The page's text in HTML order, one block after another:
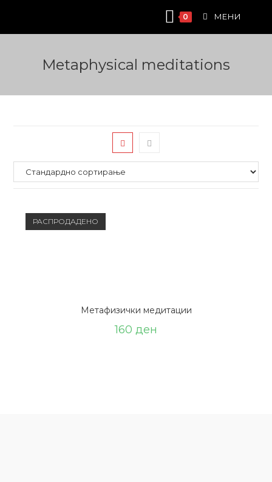
content
0 МЕНИ
Metaphysical meditations
РАСПРОДАДЕНО
Метафизички медитации
160 ден